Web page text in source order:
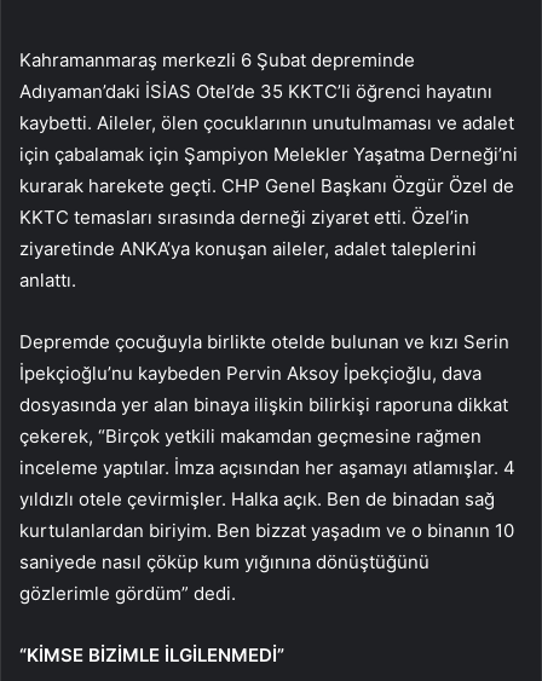
Kahramanmaraş merkezli 6 Şubat depreminde
Adıyaman’daki İSİAS Otel’de 35 KKTC’li öğrenci hayatını
kaybetti. Aileler, ölen çocuklarının unutulmaması ve adalet
için çabalamak için Şampiyon Melekler Yaşatma Derneği’ni
kurarak harekete geçti. CHP Genel Başkanı Özgür Özel de
KKTC temasları sırasında derneği ziyaret etti. Özel’in
ziyaretinde ANKA’ya konuşan aileler, adalet taleplerini
anlattı.
Depremde çocuğuyla birlikte otelde bulunan ve kızı Serin
İpekçioğlu’nu kaybeden Pervin Aksoy İpekçioğlu, dava
dosyasında yer alan binaya ilişkin bilirkişi raporuna dikkat
çekerek, “Birçok yetkili makamdan geçmesine rağmen
inceleme yaptılar. İmza açısından her aşamayı atlamışlar. 4
yıldızlı otele çevirmişler. Halka açık. Ben de binadan sağ
kurtulanlardan biriyim. Ben bizzat yaşadım ve o binanın 10
saniyede nasıl çöküp kum yığınına dönüştüğünü
gözlerimle gördüm” dedi.
“KİMSE BİZİMLE İLGİLENMEDİ”